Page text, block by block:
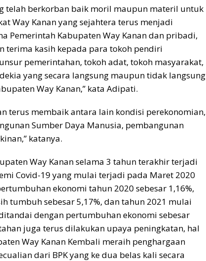
telah berkorban baik moril maupun materil untuk
Way Kanan yang sejahtera terus menjadi
Pemerintah Kabupaten Way Kanan dan pribadi,
terima kasih kepada para tokoh pendiri
pemerintahan, tokoh adat, tokoh masyarakat,
yang secara langsung maupun tidak langsung
Way Kanan,” kata Adipati.
terus membaik antara lain kondisi perekonomian,
Sumber Daya Manusia, pembangunan
katanya.
Way Kanan selama 3 tahun terakhir terjadi
Covid-19 yang mulai terjadi pada Maret 2020
ekonomi tahun 2020 sebesar 1,16%,
tumbuh sebesar 5,17%, dan tahun 2021 mulai
dengan pertumbuhan ekonomi sebesar
juga terus dilakukan upaya peningkatan, hal
Way Kanan Kembali meraih penghargaan
dari BPK yang ke dua belas kali secara